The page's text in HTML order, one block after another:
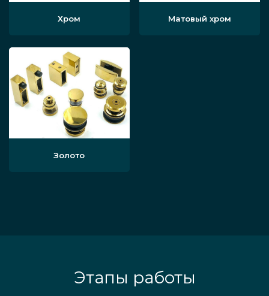
Хром Матовый хром
Золото
Этапы работы